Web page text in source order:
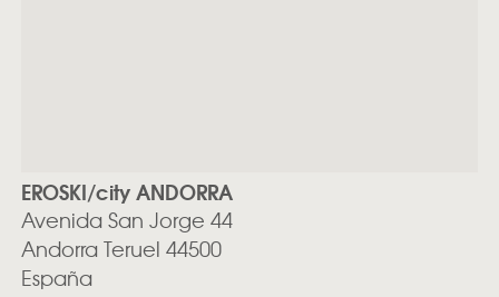
EROSKI/city ANDORRA
Avenida San Jorge 44
Andorra Teruel 44500
España